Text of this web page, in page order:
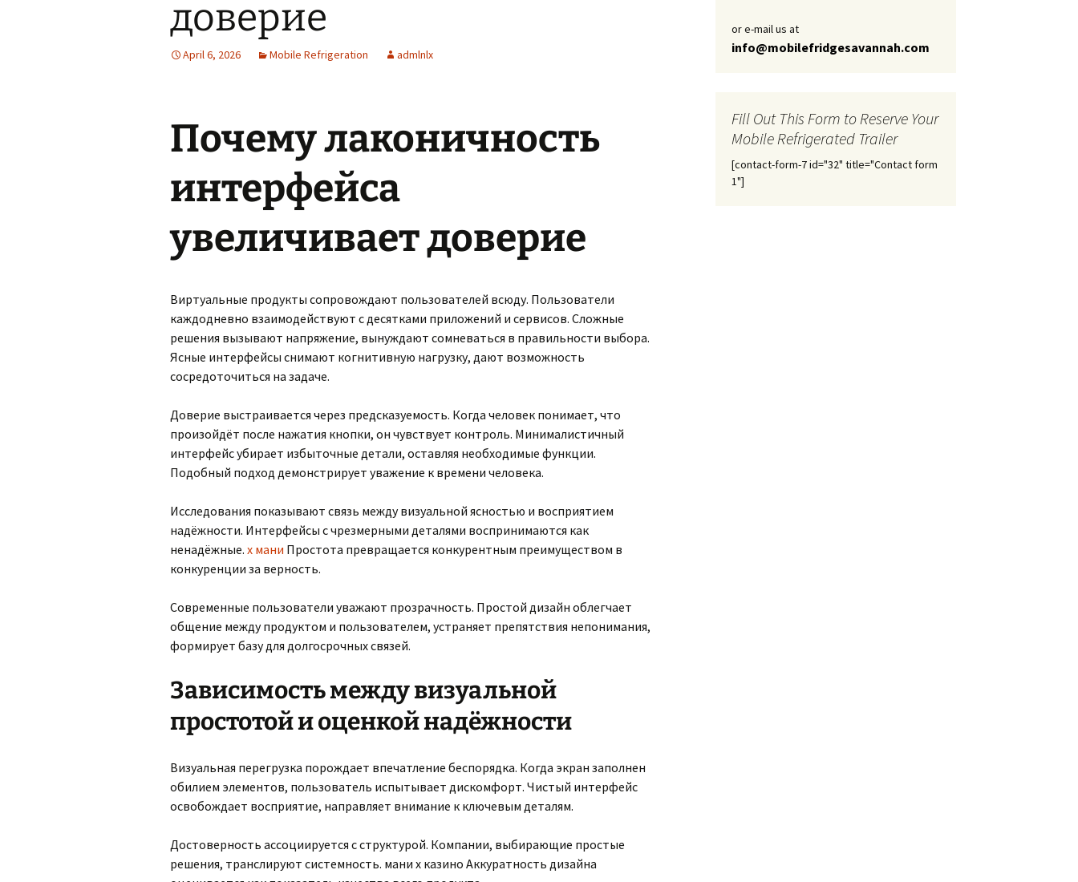
доверие
April 6, 2026 Mobile Refrigeration admlnlx
Почему лаконичность
интерфейса
увеличивает доверие
Виртуальные продукты сопровождают пользователей всюду. Пользователи
каждодневно взаимодействуют с десятками приложений и сервисов. Сложные
решения вызывают напряжение, вынуждают сомневаться в правильности выбора.
Ясные интерфейсы снимают когнитивную нагрузку, дают возможность
сосредоточиться на задаче.
Доверие выстраивается через предсказуемость. Когда человек понимает, что
произойдёт после нажатия кнопки, он чувствует контроль. Минималистичный
интерфейс убирает избыточные детали, оставляя необходимые функции.
Подобный подход демонстрирует уважение к времени человека.
Исследования показывают связь между визуальной ясностью и восприятием
надёжности. Интерфейсы с чрезмерными деталями воспринимаются как
ненадёжные. х мани Простота превращается конкурентным преимуществом в
конкуренции за верность.
Современные пользователи уважают прозрачность. Простой дизайн облегчает
общение между продуктом и пользователем, устраняет препятствия непонимания,
формирует базу для долгосрочных связей.
Зависимость между визуальной
простотой и оценкой надёжности
Визуальная перегрузка порождает впечатление беспорядка. Когда экран заполнен
обилием элементов, пользователь испытывает дискомфорт. Чистый интерфейс
освобождает восприятие, направляет внимание к ключевым деталям.
Достоверность ассоциируется с структурой. Компании, выбирающие простые
решения, транслируют системность. мани х казино Аккуратность дизайна
or e-mail us at
info@mobilefridgesavannah.com
Fill Out This Form to Reserve Your
Mobile Refrigerated Trailer
[contact-form-7 id="32" title="Contact form
1"]